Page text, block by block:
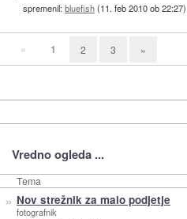
spremenil:bluefish(11. feb 2010 ob 22:27)
« 1 2 3 »
Vredno ogleda ...
Tema
» Nov strežnik za malo podjetje
fotografnik